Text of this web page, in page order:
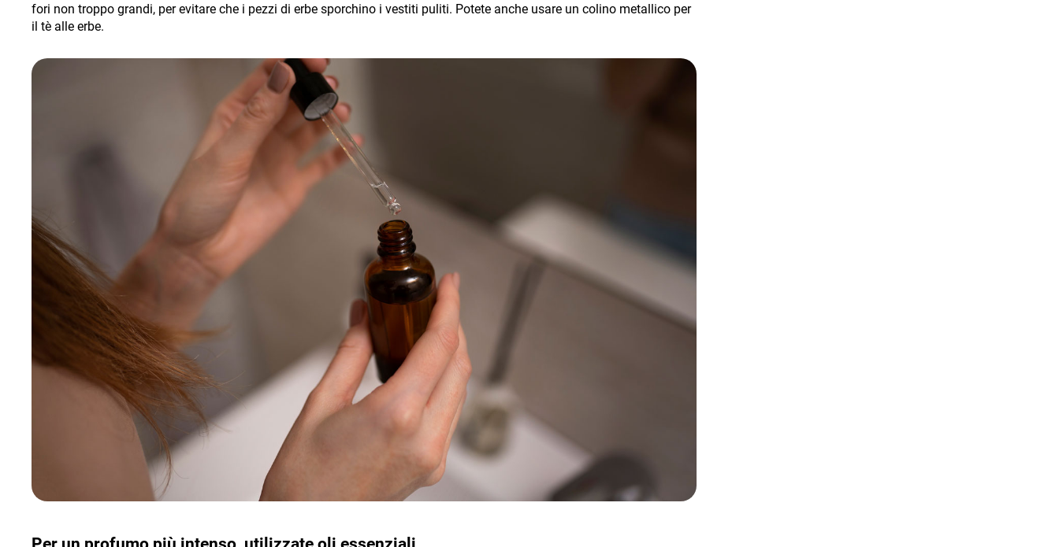
fori non troppo grandi, per evitare che i pezzi di erbe sporchino i vestiti puliti. Potete anche usare un colino metallico per
il tè alle erbe.
Per un profumo più intenso, utilizzate oli essenziali